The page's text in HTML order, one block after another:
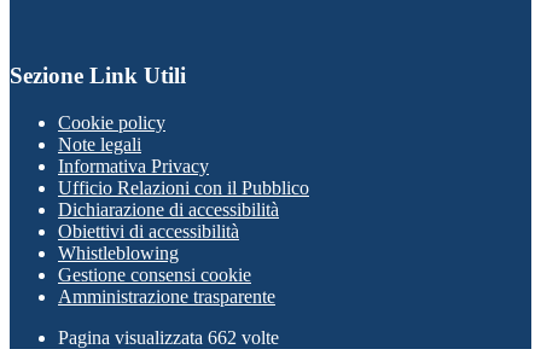
Sezione Link Utili
Cookie policy
Note legali
Informativa Privacy
Ufficio Relazioni con il Pubblico
Dichiarazione di accessibilità
Obiettivi di accessibilità
Whistleblowing
Gestione consensi cookie
Amministrazione trasparente
Pagina visualizzata 662 volte